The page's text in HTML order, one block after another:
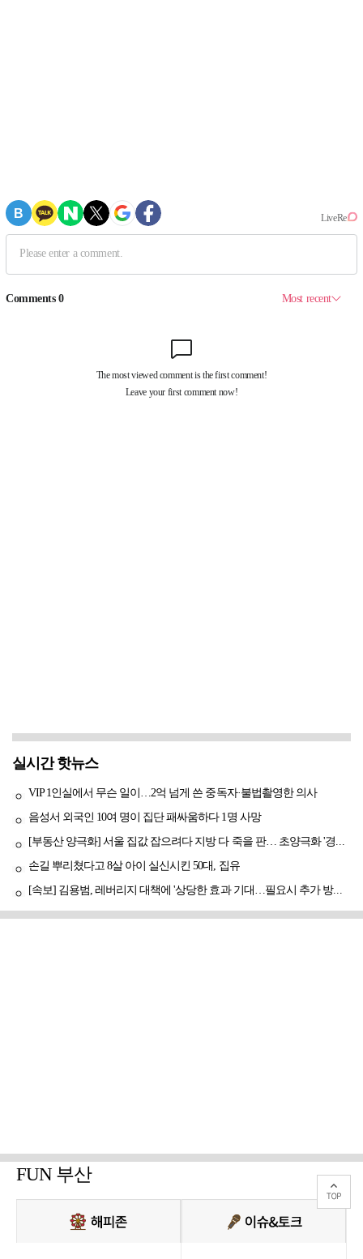
실시간 핫뉴스
VIP 1인실에서 무슨 일이…2억 넘게 쓴 중독자·불법촬영한 의사
음성서 외국인 10여 명이 집단 패싸움하다 1명 사망
손길 뿌리쳤다고 8살 아이 실신시킨 50대, 집유
[속보] 김용범, 레버리지 대책에 '상당한 효과 기대…필요시 추가 방안도 검토'
FUN 부산